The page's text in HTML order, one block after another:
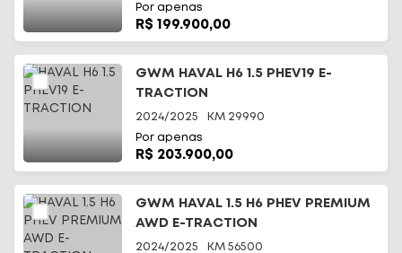
Por apenas
R$ 199.900,00
GWM HAVAL H6 1.5 PHEV19 E-
TRACTION
2024/2025 KM 29990
Por apenas
R$ 203.900,00
GWM HAVAL 1.5 H6 PHEV PREMIUM
AWD E-TRACTION
2024/2025 KM 56500